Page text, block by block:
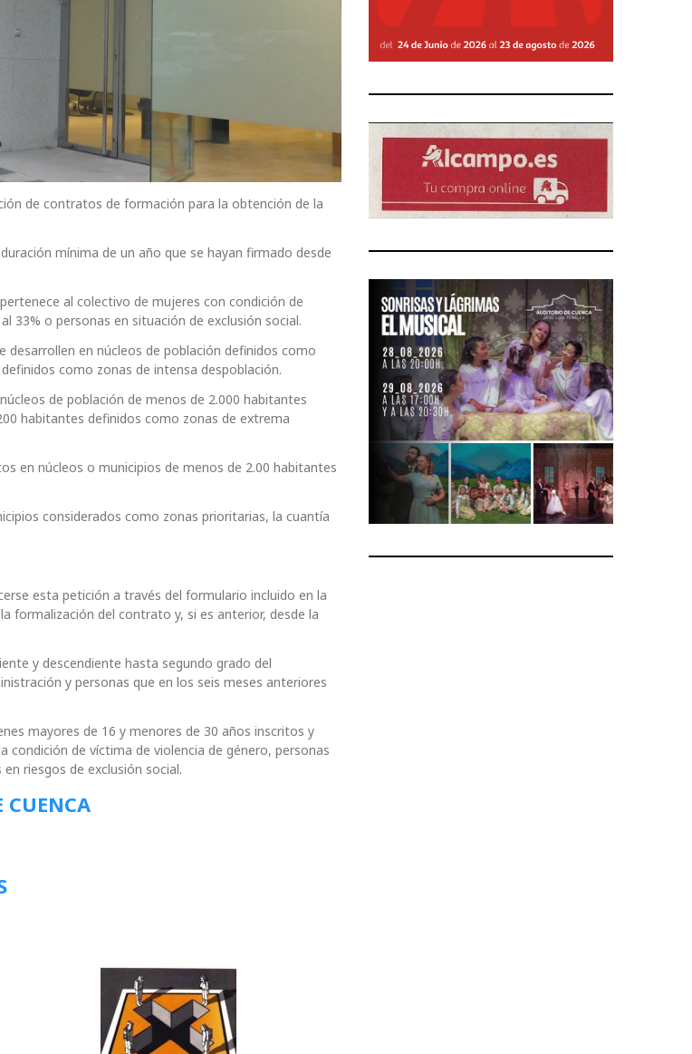
de contratos de formación para la obtención de la
mínima de un año que se hayan firmado desde
al colectivo de mujeres con condición de
33% o personas en situación de exclusión social.
desarrollen en núcleos de población definidos como
como zonas de intensa despoblación.
de población de menos de 2.000 habitantes
habitantes definidos como zonas de extrema
en núcleos o municipios de menos de 2.00 habitantes
considerados como zonas prioritarias, la cuantía
esta petición a través del formulario incluido en la
formalización del contrato y, si es anterior, desde la
y descendiente hasta segundo grado del
y personas que en los seis meses anteriores
mayores de 16 y menores de 30 años inscritos y
condición de víctima de violencia de género, personas
riesgos de exclusión social.
CUENCA